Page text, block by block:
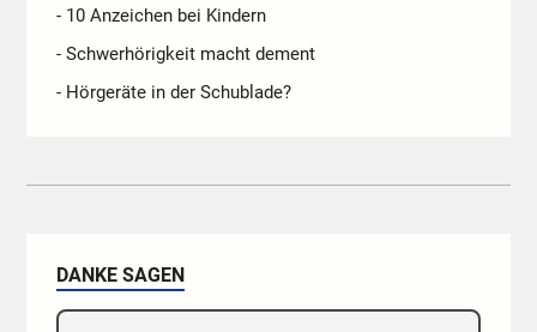
- 10 Anzeichen bei Kindern
- Schwerhörigkeit macht dement
- Hörgeräte in der Schublade?
DANKE SAGEN